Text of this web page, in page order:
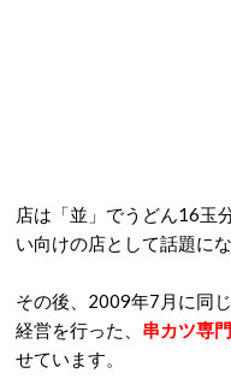
店は「並」でうどん16玉
い向けの店として話題にな
その後、2009年7月に同
経営を行った、 串カツ専
せています。